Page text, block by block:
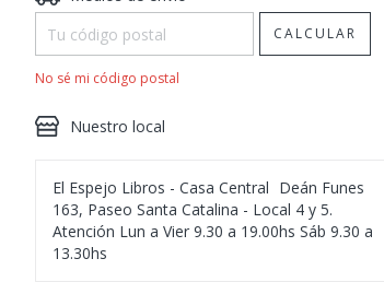
CALCULAR
No sé mi código postal
Nuestro local
El Espejo Libros - Casa Central Deán Funes
163, Paseo Santa Catalina - Local 4 y 5.
Atención Lun a Vier 9.30 a 19.00hs Sáb 9.30 a
13.30hs